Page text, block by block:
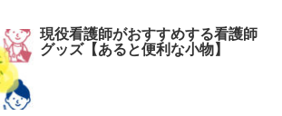
現役看護師がおすすめする看護師
グッズ【あると便利な小物】